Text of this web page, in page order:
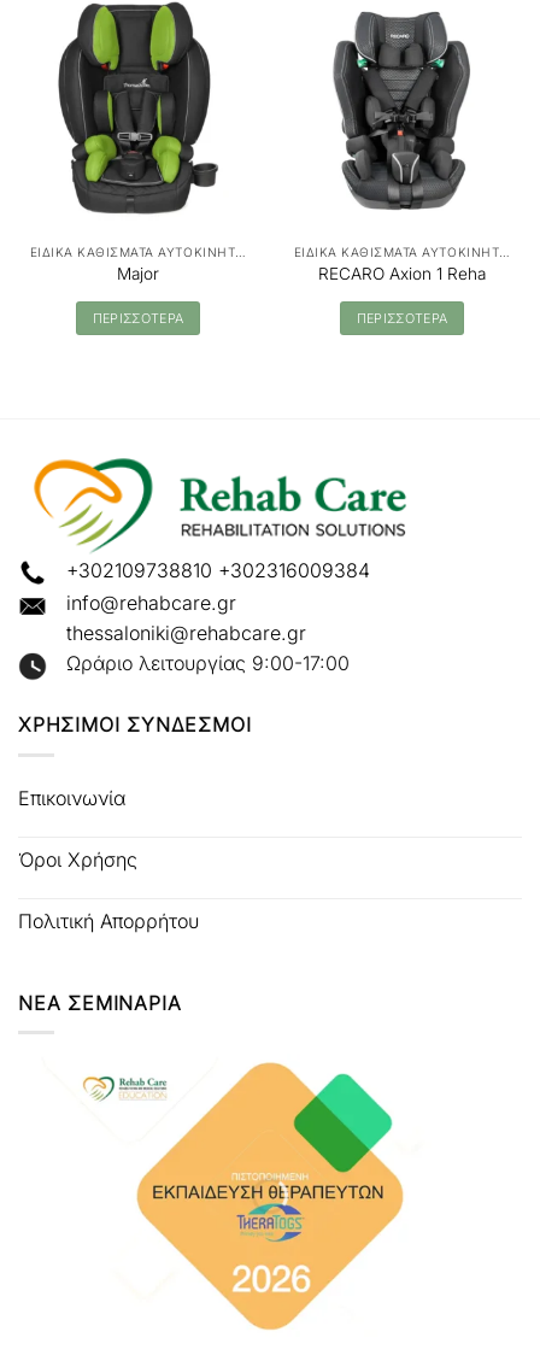
Major
ΠΕΡΙΣΣΟΤΕΡΑ
RECARO Axion 1 Reha
ΠΕΡΙΣΣΟΤΕΡΑ
+302109738810 +302316009384
info@rehabcare.gr
thessaloniki@rehabcare.gr
Ωράριο λειτουργίας 9:00-17:00
ΧΡΗΣΙΜΟΙ ΣΥΝΔΕΣΜΟΙ
Επικοινωνία
Όροι Χρήσης
Πολιτική Απορρήτου
ΝΕΑ ΣΕΜΙΝΑΡΙΑ